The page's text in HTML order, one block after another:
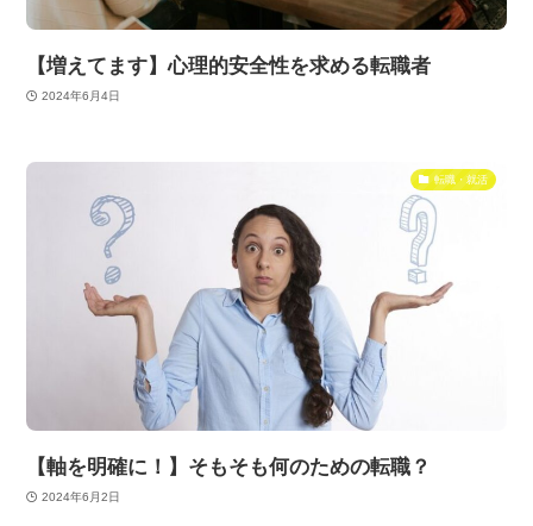
【増えてます】心理的安全性を求める転職者
2024年6月4日
転職・就活
【軸を明確に！】そもそも何のための転職？
2024年6月2日